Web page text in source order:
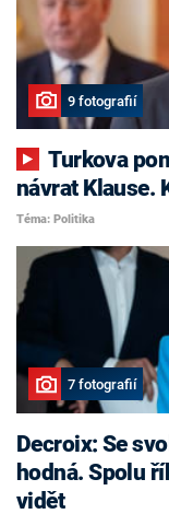
9 fotografií
Turkova pomsta, nekonfliktní Havlíček i
návrat Klause.
Téma: Politika
7 fotografií
Decroix: Se
hodná. Spolu
vidět